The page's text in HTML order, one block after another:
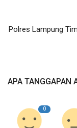
Polres Lampung
APA TANGGAPAN
0